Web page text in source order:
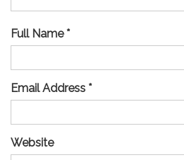
Full Name *
Email Address *
Website